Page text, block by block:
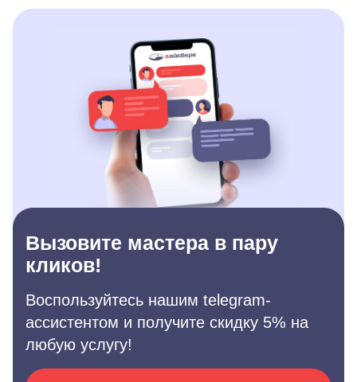
Вызовите мастера в пару
кликов!
Воспользуйтесь нашим telegram-
ассистентом и получите скидку 5% на
любую услугу!